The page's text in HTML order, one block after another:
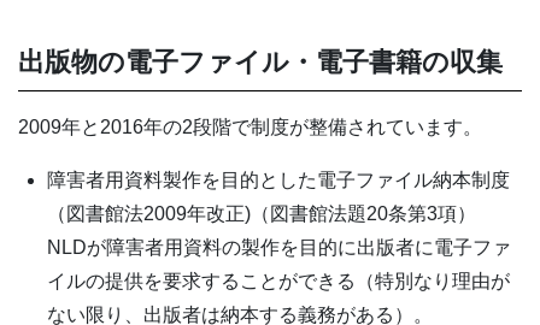
出版物の電子ファイル・電子書籍の収集
2009年と2016年の2段階で制度が整備されています。
障害者用資料製作を目的とした電子ファイル納本制度
（図書館法2009年改正)（図書館法題20条第3項）
NLDが障害者用資料の製作を目的に出版者に電子ファ
イルの提供を要求することができる（特別なり理由が
ない限り、出版者は納本する義務がある）。